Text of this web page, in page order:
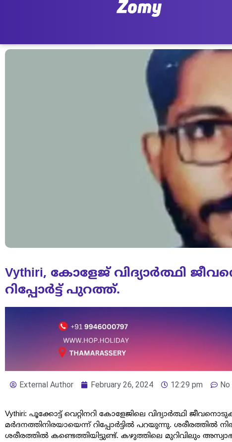
Vythiri, കോളേജ് വിദ്യാർത്ഥി
റിപ്പോർട്ട് പുറത്ത്.
External Author February 26, 2024 12:29 pm
Vythiri: പൂക്കോട്ട് വെറ്റിനറി കോളേജിലെ വിദ്യാർത്ഥി
മർദനത്തിനിരയായെന്ന് റിപ്പോർട്ടിൽ പറയുന്നു.
ശരീരത്തിൽ കണ്ടെത്തിയിട്ടുണ്ട്. കഴുത്തിലെ മുറിവിലും